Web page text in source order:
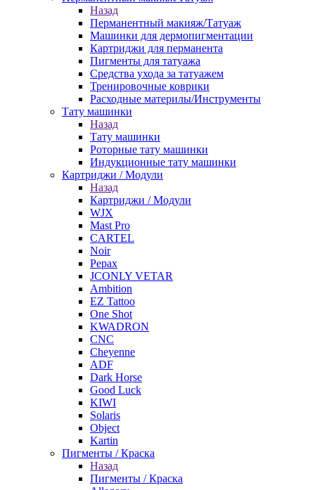
Назад
Перманентный макияж/Татуаж
Машинки для дермопигментации
Картриджи для перманента
Пигменты для татуажа
Средства ухода за татуажем
Тренировочные коврики
Расходные материлы/Инструменты
Тату машинки
Назад
Тату машинки
Роторные тату машинки
Индукционные тату машинки
Картриджи / Модули
Назад
Картриджи / Модули
WJX
Mast Pro
CARTEL
Noir
Pepax
JCONLY VETAR
Ambition
EZ Tattoo
One Shot
KWADRON
CNC
Cheyenne
ADF
Dark Horse
Good Luck
KIWI
Solaris
Object
Kartin
Пигменты / Краска
Назад
Пигменты / Краска